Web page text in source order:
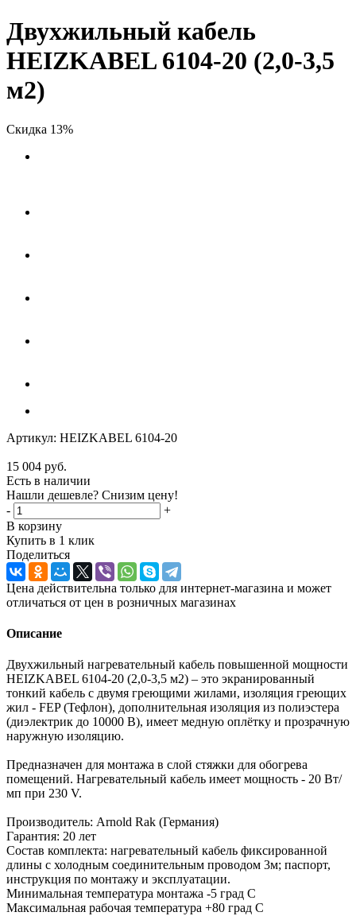
Двухжильный кабель
HEIZKABEL 6104-20 (2,0-3,5
м2)
Скидка 13%
Артикул: HEIZKABEL 6104-20
15 004 руб.
Есть в наличии
Нашли дешевле? Снизим цену!
-
+
В корзину
Купить в 1 клик
Поделиться
Цена действительна только для интернет-магазина и может
отличаться от цен в розничных магазинах
Описание
Двухжильный нагревательный кабель повышенной мощности
HEIZKABEL 6104-20 (2,0-3,5 м2) – это экранированный
тонкий кабель с двумя греющими жилами, изоляция греющих
жил - FEP (Тефлон), дополнительная изоляция из полиэстера
(диэлектрик до 10000 В), имеет медную оплётку и прозрачную
наружную изоляцию.
Предназначен для монтажа в слой стяжки для обогрева
помещений. Нагревательный кабель имеет мощность - 20 Вт/
мп при 230 V.
Производитель: Arnold Rak (Германия)
Гарантия: 20 лет
Состав комплекта: нагревательный кабель фиксированной
длины с холодным соединительным проводом 3м; паспорт,
инструкция по монтажу и эксплуатации.
Минимальная температура монтажа -5 град C
Максимальная рабочая температура +80 град С